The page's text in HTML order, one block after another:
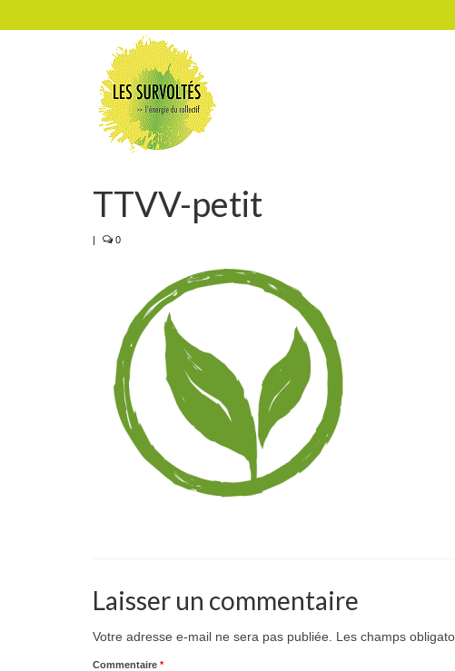
TTVV-petit
| 0
Laisser un commentaire
Votre adresse e-mail ne sera pas publiée. Les champs
Commentaire *